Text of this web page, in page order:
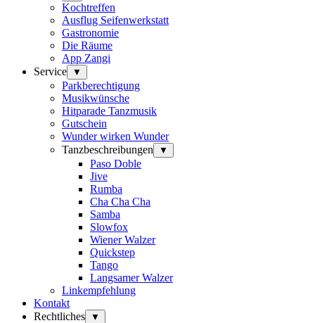
Kochtreffen
Ausflug Seifenwerkstatt
Gastronomie
Die Räume
App Zangi
Service
▼
Parkberechtigung
Musikwünsche
Hitparade Tanzmusik
Gutschein
Wunder wirken Wunder
Tanzbeschreibungen
▼
Paso Doble
Jive
Rumba
Cha Cha Cha
Samba
Slowfox
Wiener Walzer
Quickstep
Tango
Langsamer Walzer
Linkempfehlung
Kontakt
Rechtliches
▼